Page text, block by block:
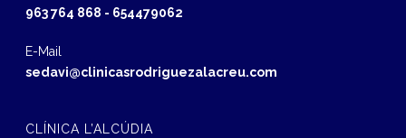
963 764 868 - 654479062
E-Mail
sedavi@clinicasrodriguezalacreu.com
CLÍNICA L’ALCÚDIA